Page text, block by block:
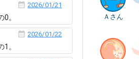
2026/01/21
。
2026/01/22
。
Ａさん